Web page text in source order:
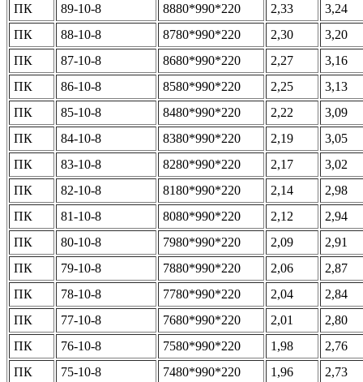
ПК
89-10-8 8880*990*220 2,33
3,24
ПК
88-10-8 8780*990*220 2,30
3,20
ПК
87-10-8 8680*990*220 2,27
3,16
ПК
86-10-8 8580*990*220 2,25
3,13
ПК
85-10-8 8480*990*220 2,22
3,09
ПК
84-10-8 8380*990*220 2,19
3,05
ПК
83-10-8 8280*990*220 2,17
3,02
ПК
82-10-8 8180*990*220 2,14
2,98
ПК
81-10-8 8080*990*220 2,12
2,94
ПК
80-10-8 7980*990*220 2,09
2,91
ПК
79-10-8 7880*990*220 2,06
2,87
ПК
78-10-8 7780*990*220 2,04
2,84
ПК
77-10-8 7680*990*220 2,01
2,80
ПК
76-10-8 7580*990*220 1,98
2,76
ПК
75-10-8 7480*990*220 1,96
2,73